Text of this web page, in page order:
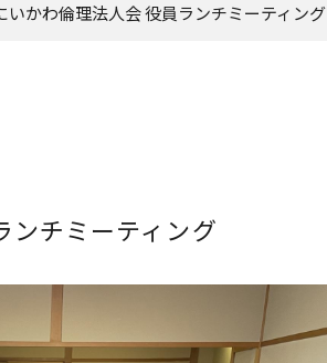
いかわ倫理法人会 役員ランチミーティング
チミーティング